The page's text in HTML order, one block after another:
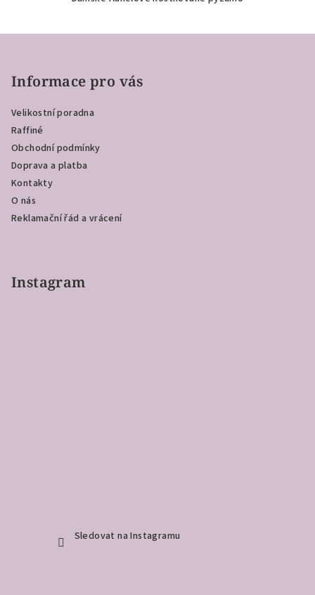
Informace pro vás
Velikostní poradna
Raffiné
Obchodní podmínky
Doprava a platba
Kontakty
O nás
Reklamační řád a vrácení
Instagram
Sledovat na Instagramu